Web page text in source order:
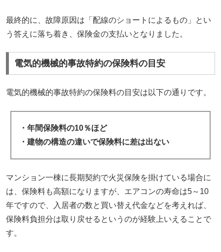
最終的に、故障原因は「配線のショートによるもの」とい
う答えに落ち着き、保険金の支払いとなりました。
電気的機械的事故特約の保険料の目安
電気的機械的事故特約の保険料の目安は以下の通りです。
・年間保険料の10％ほど
・建物の構造の違いで保険料に差は出ない
マンション一棟に長期契約で火災保険を掛けている場合に
は、保険料も高額になりますが、エアコンの寿命は5～10
年ですので、入居者の数と買い替え代金などを考えれば、
保険料負担分は取り戻せるというのが経験上いえることで
す。